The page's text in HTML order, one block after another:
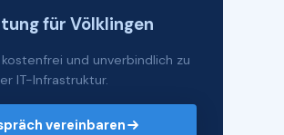
für Völklingen
und unverbindlich zu
IT-Infrastruktur.
vereinbaren